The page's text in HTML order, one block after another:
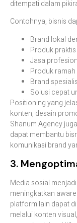
ditempati dalam
Contohnya, bisnis
Brand lokal
Produk
Jasa
Produk
Brand
Solusi cepat
Positioning yang
konten, desain
Shanum Agency
dapat membantu
komunikasi brand
3.
Media sosial
meningkatkan
platform lain dapat
melalui konten